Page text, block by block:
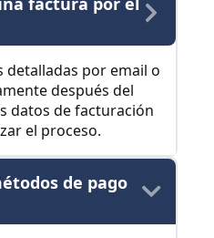
detalladas por email o
después del
datos de facturación
el proceso.
de pago